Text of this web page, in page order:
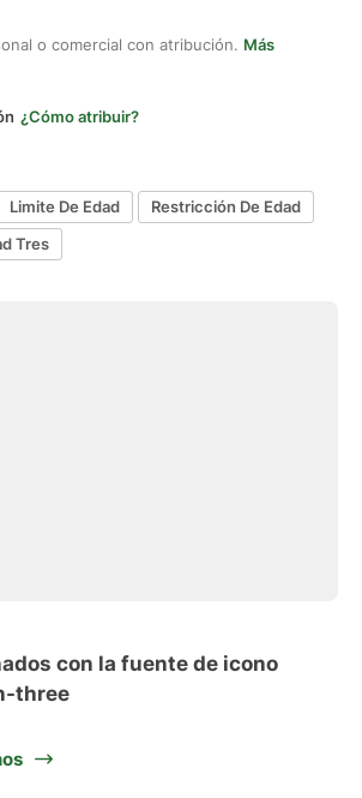
o comercial con atribución. Más
¿Cómo atribuir?
Limite De Edad
Restricción De Edad
Tres
con la fuente de icono
three